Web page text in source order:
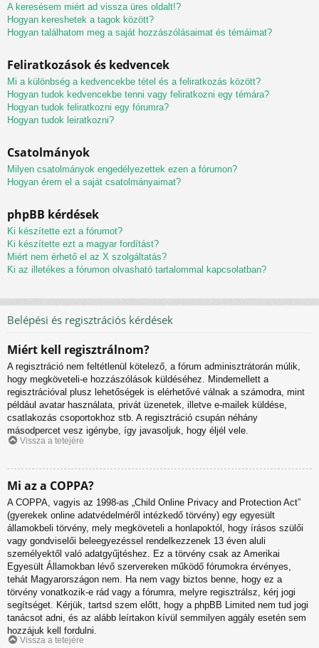
A keresésem miért ad vissza üres oldalt!?
Hogyan kereshetek a tagok között?
Hogyan találhatom meg a saját hozzászólásaimat és témáimat?
Feliratkozások és kedvencek
Mi a különbség a kedvencekbe tétel és a feliratkozás között?
Hogyan tudok kedvencekbe tenni vagy feliratkozni egy témára?
Hogyan tudok feliratkozni egy fórumra?
Hogyan tudok leiratkozni?
Csatolmányok
Milyen csatolmányok engedélyezettek ezen a fórumon?
Hogyan érem el a saját csatolmányaimat?
phpBB kérdések
Ki készítette ezt a fórumot?
Ki készítette ezt a magyar fordítást?
Miért nem érhető el az X szolgáltatás?
Ki az illetékes a fórumon olvasható tartalommal kapcsolatban?
Belépési és regisztrációs kérdések
Miért kell regisztrálnom?
A regisztráció nem feltétlenül kötelező, a fórum adminisztrátorán múlik,
hogy megköveteli-e hozzászólások küldéséhez. Mindemellett a
regisztrációval plusz lehetőségek is elérhetővé válnak a számodra, mint
például avatar használata, privát üzenetek, illetve e-mailek küldése,
csatlakozás csoportokhoz stb. A regisztráció csupán néhány
másodpercet vesz igénybe, így javasoljuk, hogy éljél vele.
Vissza a tetejére
Mi az a COPPA?
A COPPA, vagyis az 1998-as „Child Online Privacy and Protection Act”
(gyerekek online adatvédelméről intézkedő törvény) egy egyesült
államokbeli törvény, mely megköveteli a honlapoktól, hogy írásos szülői
vagy gondviselői beleegyezéssel rendelkezzenek 13 éven aluli
személyektől való adatgyűjtéshez. Ez a törvény csak az Amerikai
Egyesült Államokban lévő szervereken működő fórumokra érvényes,
tehát Magyarországon nem. Ha nem vagy biztos benne, hogy ez a
törvény vonatkozik-e rád vagy a fórumra, melyre regisztrálsz, kérj jogi
segítséget. Kérjük, tartsd szem előtt, hogy a phpBB Limited nem tud jogi
tanácsot adni, és az alább leírtakon kívül semmilyen aggály esetén sem
hozzájuk kell fordulni.
Vissza a tetejére